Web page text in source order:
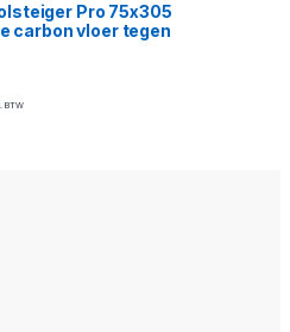
Pro 75x305
carbon vloer tegen
BTW